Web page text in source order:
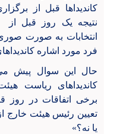
کاندیداها قبل از
نتیجه یک روز قبل
انتخابات به صورت
فرد مورد اشاره
حال این سوال پیش
کاندیداهای ریاست
برخی اتفاقات در روز
تعیین رئیس هیئت خارج
یا نه؟»